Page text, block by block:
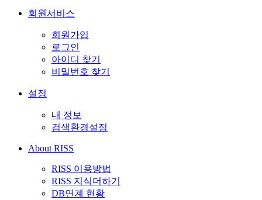
회원서비스
회원가입
로그인
아이디 찾기
비밀번호 찾기
설정
내 정보
검색환경설정
About RISS
RISS 이용방법
RISS 지식더하기
DB연계 현황